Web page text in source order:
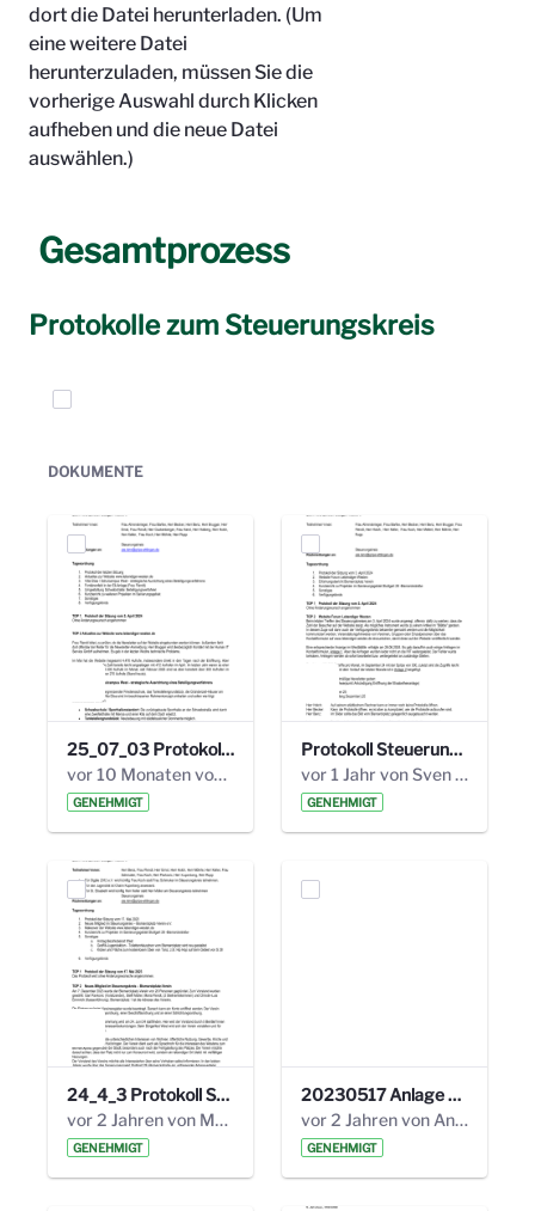
dort die Datei herunterladen. (Um
eine weitere Datei
herunterzuladen, müssen Sie die
vorherige Auswahl durch Klicken
aufheben und die neue Datei
auswählen.)
Gesamtprozess
Protokolle zum Steuerungskreis
Elemente auswählen
DOKUMENTE
25_07_03 Protokoll Steuerungskreis.pdf
vor 10 Monaten von Alexander Orlowski
GENEHMIGT
Protokoll Steuerungskreis_06.02.2025 .pdf
vor 1 Jahr von Sven Hitzler
GENEHMIGT
24_4_3 Protokoll Steuerungskreis.pdf
vor 2 Jahren von Marcel Eckert
GENEHMIGT
20230517 Anlage 1_35. Steuerungskreis.pdf
vor 2 Jahren von Anni Schlumberger
GENEHMIGT